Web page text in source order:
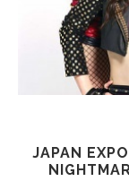
JAPAN